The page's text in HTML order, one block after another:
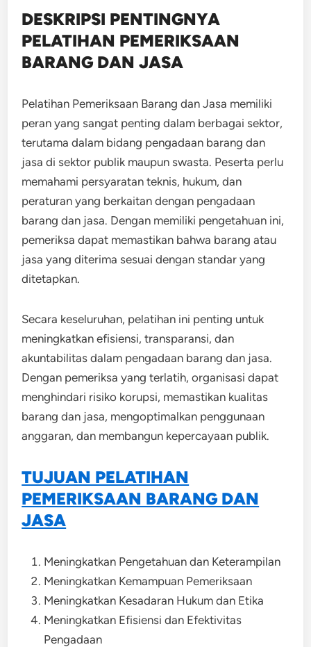
DESKRIPSI PENTINGNYA
PELATIHAN PEMERIKSAAN
BARANG DAN JASA
Pelatihan Pemeriksaan Barang dan Jasa memiliki
peran yang sangat penting dalam berbagai sektor,
terutama dalam bidang pengadaan barang dan
jasa di sektor publik maupun swasta. Peserta perlu
memahami persyaratan teknis, hukum, dan
peraturan yang berkaitan dengan pengadaan
barang dan jasa. Dengan memiliki pengetahuan ini,
pemeriksa dapat memastikan bahwa barang atau
jasa yang diterima sesuai dengan standar yang
ditetapkan.
Secara keseluruhan, pelatihan ini penting untuk
meningkatkan efisiensi, transparansi, dan
akuntabilitas dalam pengadaan barang dan jasa.
Dengan pemeriksa yang terlatih, organisasi dapat
menghindari risiko korupsi, memastikan kualitas
barang dan jasa, mengoptimalkan penggunaan
anggaran, dan membangun kepercayaan publik.
TUJUAN PELATIHAN
PEMERIKSAAN BARANG DAN
JASA
Meningkatkan Pengetahuan dan Keterampilan
Meningkatkan Kemampuan Pemeriksaan
Meningkatkan Kesadaran Hukum dan Etika
Meningkatkan Efisiensi dan Efektivitas
Pengadaan